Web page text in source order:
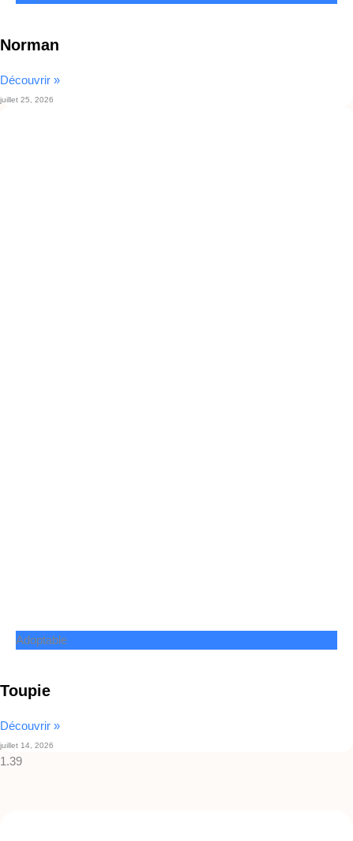
Norman
Découvrir »
juillet 25, 2026
Adoptable
Toupie
Découvrir »
juillet 14, 2026